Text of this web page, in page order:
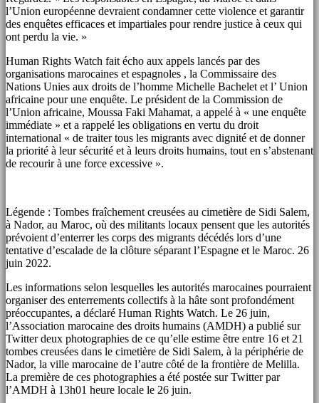
l’Union européenne devraient condamner cette violence et garantir
des enquêtes efficaces et impartiales pour rendre justice à ceux qui
ont perdu la vie. »
Human Rights Watch fait écho aux appels lancés par des
organisations marocaines et espagnoles , la Commissaire des
Nations Unies aux droits de l’homme Michelle Bachelet et l’ Union
africaine pour une enquête. Le président de la Commission de
l’Union africaine, Moussa Faki Mahamat, a appelé à « une enquête
immédiate » et a rappelé les obligations en vertu du droit
international « de traiter tous les migrants avec dignité et de donner
la priorité à leur sécurité et à leurs droits humains, tout en s’abstenant
de recourir à une force excessive ».
Légende : Tombes fraîchement creusées au cimetière de Sidi Salem,
à Nador, au Maroc, où des militants locaux pensent que les autorités
prévoient d’enterrer les corps des migrants décédés lors d’une
tentative d’escalade de la clôture séparant l’Espagne et le Maroc. 26
juin 2022.
Les informations selon lesquelles les autorités marocaines pourraient
organiser des enterrements collectifs à la hâte sont profondément
préoccupantes, a déclaré Human Rights Watch. Le 26 juin,
l’Association marocaine des droits humains (AMDH) a publié sur
Twitter deux photographies de ce qu’elle estime être entre 16 et 21
tombes creusées dans le cimetière de Sidi Salem, à la périphérie de
Nador, la ville marocaine de l’autre côté de la frontière de Melilla.
La première de ces photographies a été postée sur Twitter par
l’AMDH à 13h01 heure locale le 26 juin.